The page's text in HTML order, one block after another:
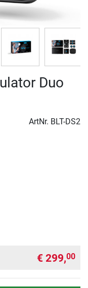
Duo
ArtNr. BLT-DS2
€ 299,00